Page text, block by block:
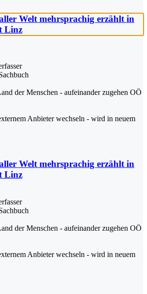
Welt mehrsprachig erzählt in
Linz
der Menschen - aufeinander zugehen OÖ
Anbieter wechseln - wird in neuem
Welt mehrsprachig erzählt in
Linz
der Menschen - aufeinander zugehen OÖ
Anbieter wechseln - wird in neuem